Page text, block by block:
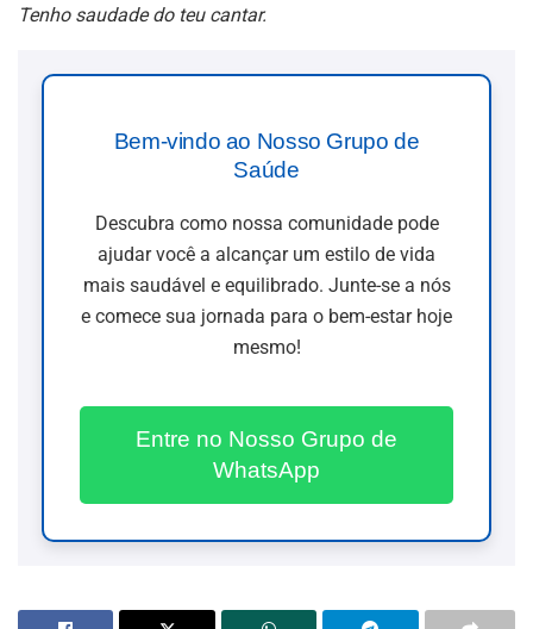
Tenho saudade do teu cantar.
Bem-vindo ao Nosso Grupo de
Saúde
Descubra como nossa comunidade pode
ajudar você a alcançar um estilo de vida
mais saudável e equilibrado. Junte-se a nós
e comece sua jornada para o bem-estar hoje
mesmo!
Entre no Nosso Grupo de
WhatsApp